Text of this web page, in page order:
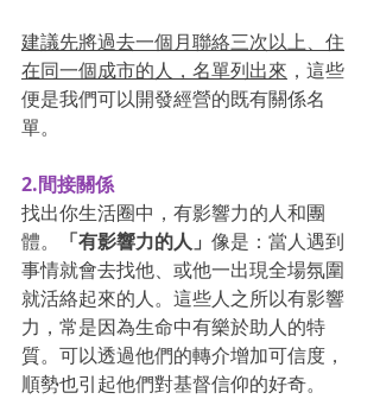
建議先將過去一個月聯絡三次以上、住
在同一個成市的人，名單列出來 ，這些
便是我們可以開發經營的既有關係名
單。
2.間接關係
找出你生活圈中，有影響力的人和團
體。
「有影響力的人」 像是：當人遇到
事情就會去找他、或他一出現全場氛圍
就活絡起來的人。這些人之所以有影響
力，常是因為生命中有樂於助人的特
質。可以透過他們的轉介增加可信度，
順勢也引起他們對基督信仰的好奇。